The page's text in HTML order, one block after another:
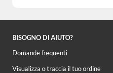
BISOGNO DI AIUTO?
Domande frequenti
Visualizza o traccia il tuo ordine